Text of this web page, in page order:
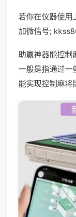
若你在仪器使用
加微信号;
助赢神器能控制
一般是指通过一
能实现控制麻将